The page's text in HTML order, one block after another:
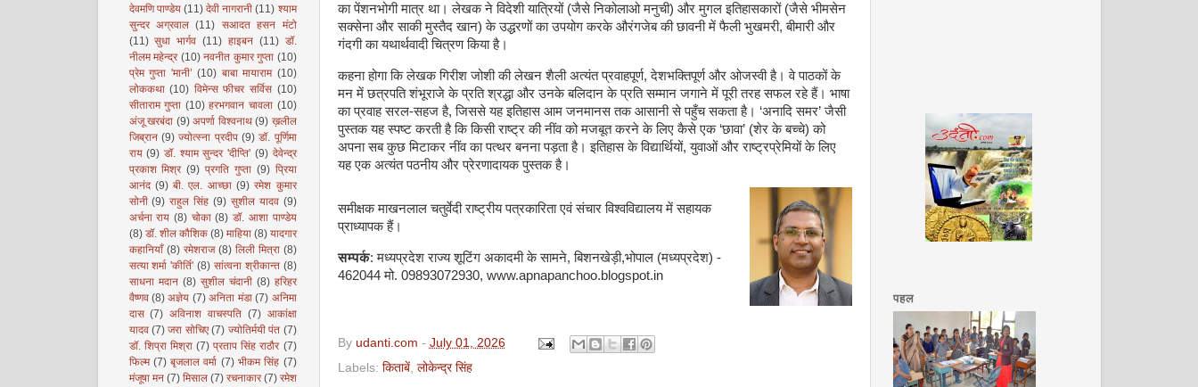
का पेंशनभोगी मात्र था। लेखक ने विदेशी यात्रियों (जैसे निकोलाओ मनुची) और मुगल इतिहासकारों (जैसे भीमसेन
सक्सेना और साकी मुस्तैद खान) के उद्धरणों का उपयोग करके औरंगजेब की छावनी में फैली भुखमरी, बीमारी और
गंदगी का यथार्थवादी चित्रण किया है।
कहना होगा कि लेखक गिरीश जोशी की लेखन शैली अत्यंत प्रवाहपूर्ण, देशभक्तिपूर्ण और ओजस्वी है। वे पाठकों के
मन में छत्रपति शंभूराजे के प्रति श्रद्धा और उनके बलिदान के प्रति सम्मान जगाने में पूरी तरह सफल रहे हैं। भाषा
का प्रवाह सरल-सहज है, जिससे यह इतिहास आम जनमानस तक आसानी से पहुँच सकता है। ‘अनादि समर’ जैसी
पुस्तक यह स्पष्ट करती है कि किसी राष्ट्र की नींव को मजबूत करने के लिए कैसे एक ‘छावा’ (शेर के बच्चे) को
अपना सब कुछ मिटाकर नींव का पत्थर बनना पड़ता है। इतिहास के विद्यार्थियों, युवाओं और राष्ट्रप्रेमियों के लिए
यह एक अत्यंत पठनीय और प्रेरणादायक पुस्तक है।
समीक्षक माखनलाल चतुर्वेदी राष्ट्रीय पत्रकारिता एवं संचार विश्वविद्यालय में सहायक
प्राध्यापक हैं।
सम्पर्क: मध्यप्रदेश राज्य शूटिंग अकादमी के सामने, बिशनखेड़ी,भोपाल (मध्यप्रदेश) -
462044 मो. 09893072930, www.apnapanchoo.blogspot.in
By udanti.com - July 01, 2026
Labels: किताबें, लोकेन्द्र सिंह
देवमणि पाण्डेय (11) देवी नागरानी (11) श्याम
सुन्दर अग्रवाल (11) सआदत हसन मंटो
(11) सुधा भार्गव (11) हाइबन (11) डॉ.
नीलम महेन्द्र (10) नवनीत कुमार गुप्ता (10)
प्रेम गुप्ता 'मानी’ (10) बाबा मायाराम (10)
लोककथा (10) विमेन्स फीचर सर्विस (10)
सीताराम गुप्ता (10) हरभगवान चावला (10)
अंजू खरबंदा (9) अपर्णा विश्वनाथ (9) ख़लील
जिब्रान (9) ज्योत्स्ना प्रदीप (9) डॉ. पूर्णिमा
राय (9) डॉ. श्याम सुन्दर 'दीप्ति' (9) देवेन्द्र
प्रकाश मिश्र (9) प्रगति गुप्ता (9) प्रिया
आनंद (9) बी. एल. आच्छा (9) रमेश कुमार
सोनी (9) राहुल सिंह (9) सुशील यादव (9)
अर्चना राय (8) चोका (8) डॉ. आशा पाण्डेय
(8) डॉ. शील कौशिक (8) माहिया (8) यादगार
कहानियाँ (8) रमेशराज (8) लिली मित्रा (8)
सत्या शर्मा 'कीर्ति' (8) सांत्वना श्रीकान्त (8)
साधना मदान (8) सुशील चंदानी (8) हरिहर
वैष्णव (8) अज्ञेय (7) अनिता मंडा (7) अनिमा
दास (7) अविनाश वाचस्पति (7) आकांक्षा
यादव (7) जरा सोचिए (7) ज्योतिर्मयी पंत (7)
डॉ. शिप्रा मिश्रा (7) प्रताप सिंह राठौर (7)
फिल्म (7) बृजलाल वर्मा (7) भीकम सिंह (7)
मंजूषा मन (7) मिसाल (7) रचनाकार (7) रमेश
अगस्त 2008
पहल